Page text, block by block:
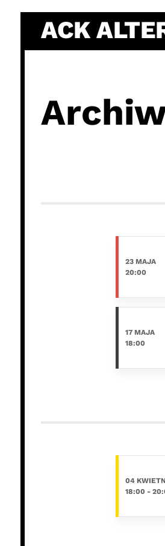
content
ACK
23 MAJA
20:00
17 MAJA
18:00
04
18:00 -